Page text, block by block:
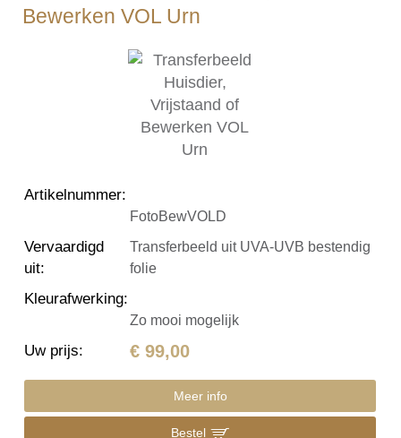
Bewerken VOL Urn
Artikelnummer:
FotoBewVOLD
Vervaardigd
uit:
Transferbeeld uit UVA-UVB bestendig
folie
Kleurafwerking:
Zo mooi mogelijk
Uw prijs: € 99,00
Meer info
Bestel